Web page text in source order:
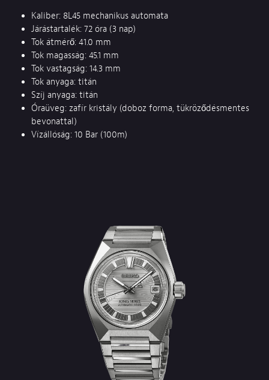
Kaliber: 8L45 mechanikus automata
Járástartalék: 72 óra (3 nap)
Tok átmérő: 41.0 mm
Tok magasság: 45.1 mm
Tok vastagság: 14.3 mm
Tok anyaga: titán
Szíj anyaga: titán
Óraüveg: zafír kristály (doboz forma, tükröződésmentes
bevonattal)
Vízállóság: 10 Bar (100m)